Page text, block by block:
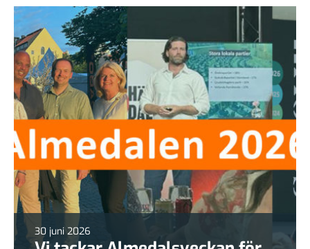
30 juni 2026